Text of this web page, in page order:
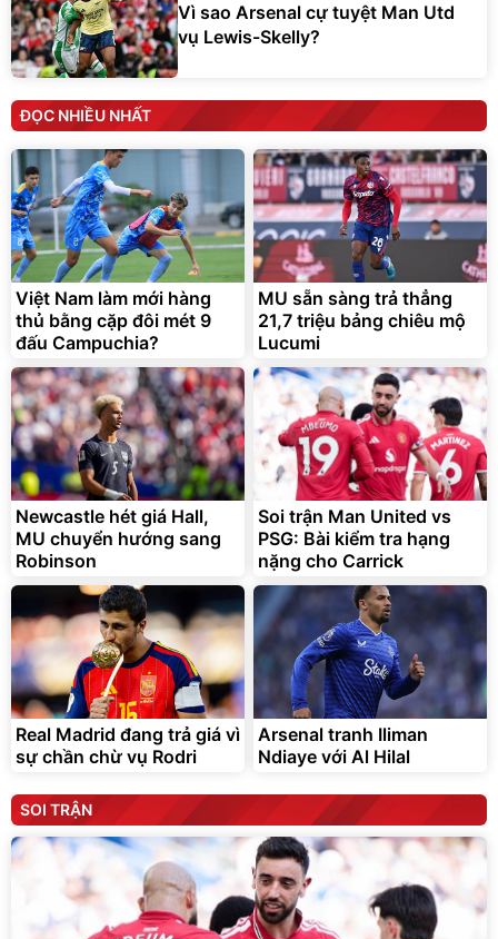
Vì sao Arsenal cự tuyệt Man Utd
vụ Lewis-Skelly?
ĐỌC NHIỀU NHẤT
Việt Nam làm mới hàng
thủ bằng cặp đôi mét 9
đấu Campuchia?
MU sẵn sàng trả thẳng
21,7 triệu bảng chiêu mộ
Lucumi
Newcastle hét giá Hall,
MU chuyển hướng sang
Robinson
Soi trận Man United vs
PSG: Bài kiểm tra hạng
nặng cho Carrick
Real Madrid đang trả giá vì
sự chần chừ vụ Rodri
Arsenal tranh Iliman
Ndiaye với Al Hilal
SOI TRẬN